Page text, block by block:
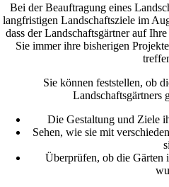
Bei der Beauftragung eines
langfristigen Landschaftsziele im
dass der Landschaftsgärtner auf
Sie immer ihre bisherigen
Sie können feststellen, ob
Landschaftsgärtners
Die Gestaltung und Ziele
Sehen, wie sie mit
Überprüfen, ob die Gärten